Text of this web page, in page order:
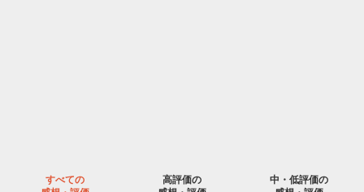
すべての
高評価の
中・低評価の